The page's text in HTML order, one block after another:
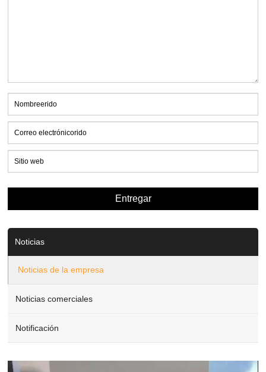
Noticias
Noticias de la empresa
Noticias comerciales
Notificación
Video